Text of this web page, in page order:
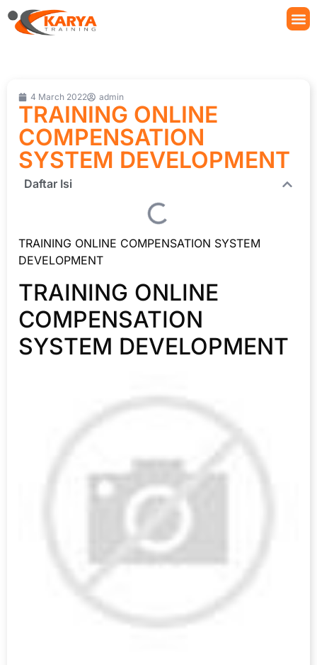
4 March 2022 admin
TRAINING ONLINE
COMPENSATION
SYSTEM DEVELOPMENT
Daftar Isi
TRAINING ONLINE COMPENSATION SYSTEM
DEVELOPMENT
TRAINING ONLINE
COMPENSATION
SYSTEM DEVELOPMENT